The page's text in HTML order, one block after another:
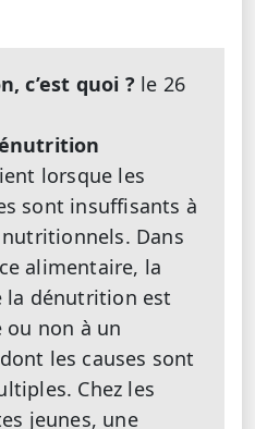
c’est quoi ? le 26
lorsque les
sont insuffisants à
Dans
alimentaire, la
la dénutrition est
ou non à un
les causes sont
Chez les
jeunes, une